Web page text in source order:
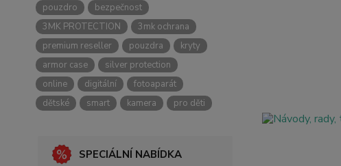
pouzdro
bezpečnost
3MK PROTECTION
3mk ochrana
premium reseller
pouzdra
kryty
armor case
silver protection
online
digitální
fotoaparát
dětské
smart kamera pro děti
SPECIÁLNÍ NABÍDKA